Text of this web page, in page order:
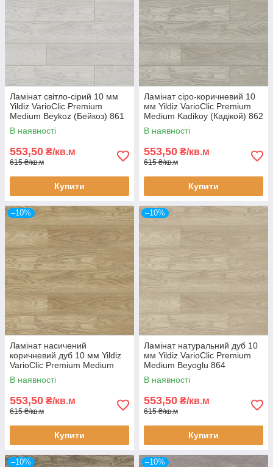
Ламінат світло-сірий 10 мм
Yildiz VarioClic Premium
Medium Beykoz (Бейкоз) 861
32 клас вузька дошка з
фаскою
В наявності
553,50 ₴/кв.м
615 ₴/кв.м
Купити
Ламінат сіро-коричневий 10
мм Yildiz VarioClic Premium
Medium Kadikоy (Кадікой) 862
32 клас вузька дошка з
фаскою
В наявності
553,50 ₴/кв.м
615 ₴/кв.м
Купити
–10%
Ламінат насичений
коричневий дуб 10 мм Yildiz
VarioClic Premium Medium
Sariyer (Сар'єр) 863 32 клас
вузька дошка з фаскою
В наявності
553,50 ₴/кв.м
615 ₴/кв.м
Купити
–10%
Ламінат натуральний дуб 10
мм Yildiz VarioClic Premium
Medium Beyoglu 864
(Бейоглу) 32 клас вузька
дошка з фаскою
В наявності
553,50 ₴/кв.м
615 ₴/кв.м
Купити
–10% –10%